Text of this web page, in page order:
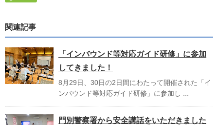
関連記事
「インバウンド等対応ガイド研修」に参加
してきました！
8月29日、30日の2日間にわたって開催された「イ
ンバウンド等対応ガイド研修」に参加し ...
門別警察署から安全講話をいただきました